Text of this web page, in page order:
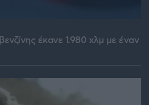
έκανε 1.980 χλμ με έναν